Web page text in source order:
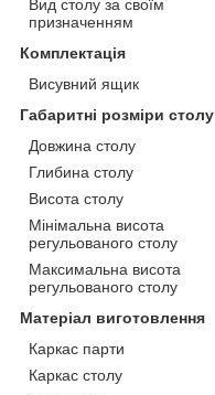
Вид столу за своїм
призначенням
Комплектація
Висувний ящик
Габаритні розміри столу
Довжина столу
Глибина столу
Висота столу
Мінімальна висота
регульованого столу
Максимальна висота
регульованого столу
Матеріал виготовлення
Каркас парти
Каркас столу